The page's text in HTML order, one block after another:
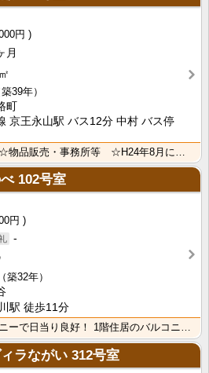
円
月
築39年）
京王永山駅 バス12分 中村 バス停
☆分割相談 ☆1階路面店 ☆物品販売・事務所等 ☆H24年8月に外装リニューアル済みです。
102号室
円
-
（築32年）
駅 徒歩11分
礼金0ヶ月！ 南向きバルコニーで日当り良好！ 1階住居のバルコニーは地面より高くなっており、防犯・日･･･
ラながい 312号室